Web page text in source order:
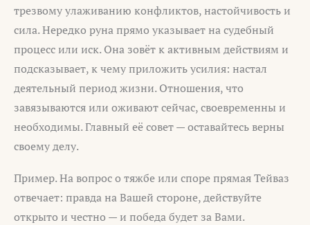
трезвому улаживанию конфликтов, настойчивость и
сила. Нередко руна прямо указывает на судебный
процесс или иск. Она зовёт к активным действиям и
подсказывает, к чему приложить усилия: настал
деятельный период жизни. Отношения, что
завязываются или оживают сейчас, своевременны и
необходимы. Главный её совет — оставайтесь верны
своему делу.
Пример. На вопрос о тяжбе или споре прямая Тейваз
отвечает: правда на Вашей стороне, действуйте
открыто и честно — и победа будет за Вами.